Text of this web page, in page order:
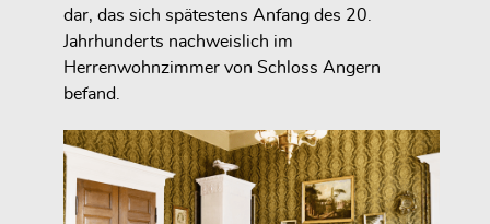
dar, das sich spätestens Anfang des 20.
Jahrhunderts nachweislich im
Herrenwohnzimmer von Schloss Angern
befand.